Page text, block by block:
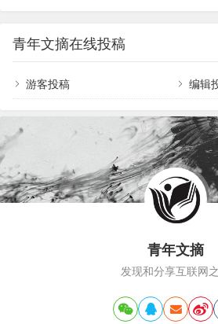
明前的黑暗”，“决战前的
于前者，是的，就是一种
段变奏描述了人民在沉默
题，，加入了人声合唱
可能是悲壮失败，也可
青年文摘在线投稿
游客投稿 编辑
青年文摘
发现和分享互联网